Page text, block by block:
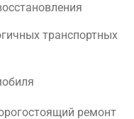
транспортных
ремонт